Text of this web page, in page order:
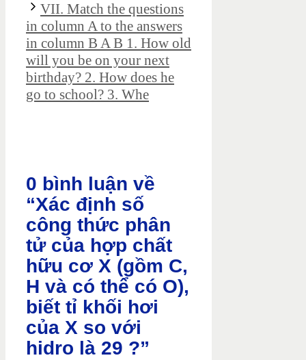
VII. Match the questions
in column A to the answers
in column B A B 1. How old
will you be on your next
birthday? 2. How does he
go to school? 3. Whe
0 bình luận về
“Xác định số
công thức phân
tử của hợp chất
hữu cơ X (gồm C,
H và có thể có O),
biết tỉ khối hơi
của X so với
hidro là 29 ?”